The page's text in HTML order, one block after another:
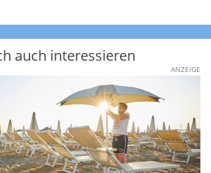
auch interessieren
ANZEIGE